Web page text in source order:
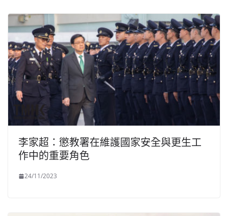
李家超：懲教署在維護國家安全與更生工
作中的重要角色
24/11/2023